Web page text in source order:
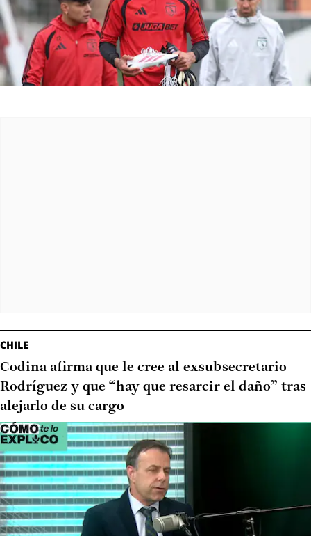
CHILE
Codina afirma que le cree al exsubsecretario
Rodríguez y que “hay que resarcir el daño” tras
alejarlo de su cargo